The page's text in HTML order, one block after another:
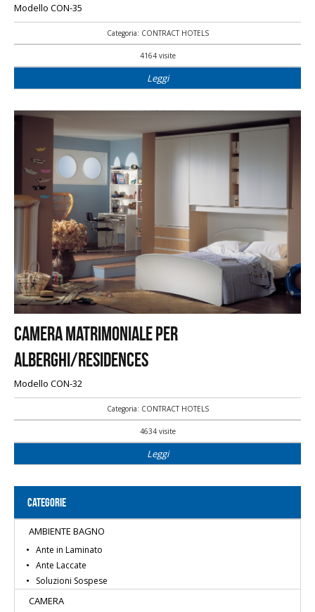
Modello CON-35
Categoria: CONTRACT HOTELS
4164 visite
Leggi
Camera matrimoniale per
alberghi/residences
Modello CON-32
Categoria: CONTRACT HOTELS
4634 visite
Leggi
CATEGORIE
AMBIENTE BAGNO
Ante in Laminato
Ante Laccate
Soluzioni Sospese
CAMERA